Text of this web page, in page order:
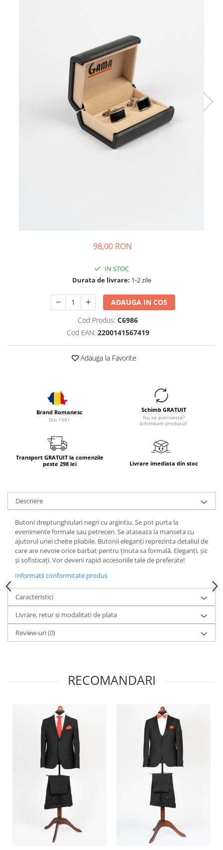
98,00 RON
IN STOC
Durata de livrare: 1-2 zile
ADAUGA IN COS
Cod Produs: C6986
Cod EAN: 2200141567419
Adauga la Favorite
Brand Romanesc
Din 1991
Schimb GRATUIT
Nu se potriveste?
Schimbam produsul!
Transport GRATUIT la comenzile
peste 298 lei
Livrare imediata din stoc
Descriere
Butoni dreptunghiulari negri cu argintiu. Se pot purta la
evenimente formale sau petreceri. Se ataseaza la manseta cu
ajutorul unei cheite pliabile. Butonii eleganți reprezinta detaliul de
care are nevoie orice barbat pentru ținuta sa formală. Eleganți, șic
și sofisticați. Vor deveni rapid accesoriile tale de preferate!
Informatii conformitate produs
Caracteristici
Livrare, retur si modalitati de plata
Review-uri(0)
RECOMANDARI